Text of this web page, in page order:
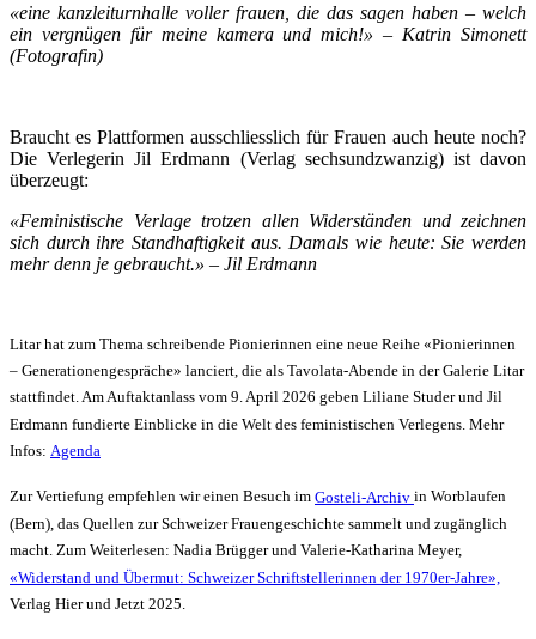
«eine kanzleiturnhalle voller frauen, die das sagen haben – welch
ein vergnügen für meine kamera und mich!» – Katrin Simonett
(Fotografin)
Braucht es Plattformen ausschliesslich für Frauen auch heute noch?
Die Verlegerin Jil Erdmann (Verlag sechsundzwanzig) ist davon
überzeugt:
«Feministische Verlage trotzen allen Widerständen und zeichnen
sich durch ihre Standhaftigkeit aus. Damals wie heute: Sie werden
mehr denn je gebraucht.» – Jil Erdmann
Litar hat zum Thema schreibende Pionierinnen eine neue Reihe «Pionierinnen
– Generationengespräche» lanciert, die als Tavolata-Abende in der Galerie Litar
stattfindet. Am Auftaktanlass vom 9. April 2026 geben Liliane Studer und Jil
Erdmann fundierte Einblicke in die Welt des feministischen Verlegens. Mehr
Infos: Agenda
Zur Vertiefung empfehlen wir einen Besuch im Gosteli-Archiv in Worblaufen
(Bern), das Quellen zur Schweizer Frauengeschichte sammelt und zugänglich
macht. Zum Weiterlesen: Nadia Brügger und Valerie-Katharina Meyer,
«Widerstand und Übermut: Schweizer Schriftstellerinnen der 1970er-Jahre»,
Verlag Hier und Jetzt 2025.